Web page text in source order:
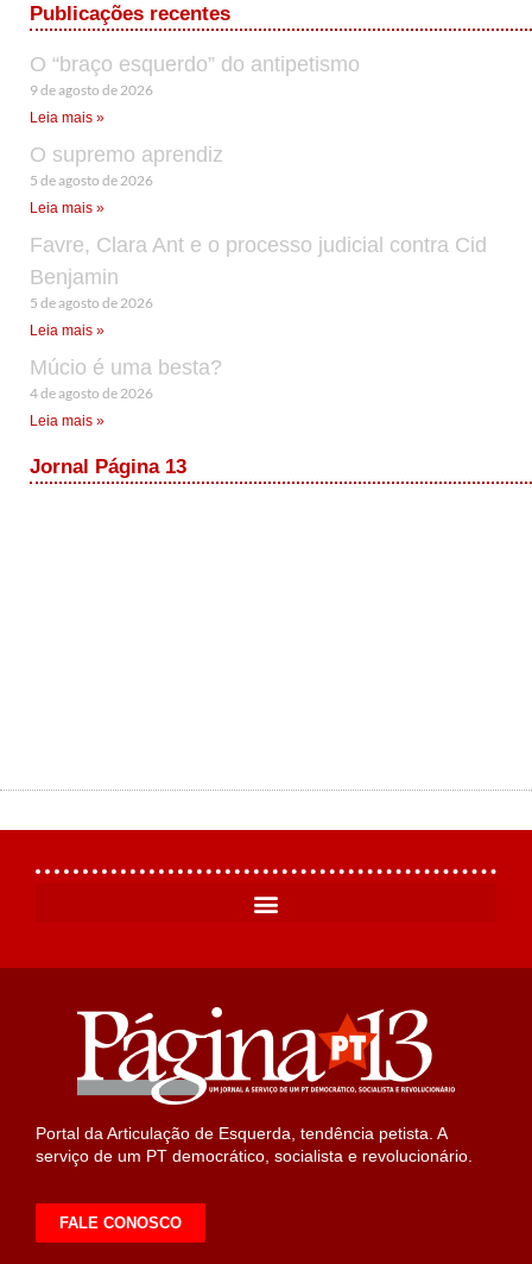
Publicações recentes
O “braço esquerdo” do antipetismo
9 de agosto de 2026
Leia mais »
O supremo aprendiz
5 de agosto de 2026
Leia mais »
Favre, Clara Ant e o processo judicial contra Cid
Benjamin
5 de agosto de 2026
Leia mais »
Múcio é uma besta?
4 de agosto de 2026
Leia mais »
Jornal Página 13
Portal da Articulação de Esquerda, tendência petista. A
serviço de um PT democrático, socialista e revolucionário.
FALE CONOSCO